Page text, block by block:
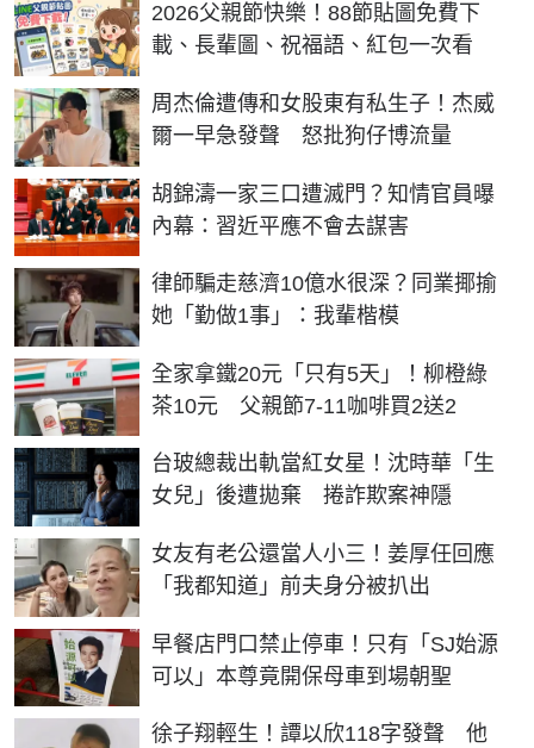
2026父親節快樂！88節貼圖免費下
載、長輩圖、祝福語、紅包一次看
周杰倫遭傳和女股東有私生子！杰威
爾一早急發聲 怒批狗仔博流量
胡錦濤一家三口遭滅門？知情官員曝
內幕：習近平應不會去謀害
律師騙走慈濟10億水很深？同業揶揄
她「勤做1事」：我輩楷模
全家拿鐵20元「只有5天」！柳橙綠
茶10元 父親節7-11咖啡買2送2
台玻總裁出軌當紅女星！沈時華「生
女兒」後遭拋棄 捲詐欺案神隱
女友有老公還當人小三！姜厚任回應
「我都知道」前夫身分被扒出
早餐店門口禁止停車！只有「SJ始源
可以」本尊竟開保母車到場朝聖
徐子翔輕生！譚以欣118字發聲 他